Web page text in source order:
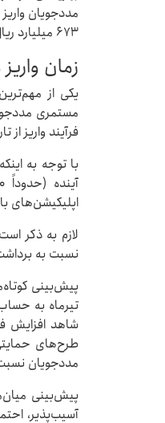
۶۷۳ میلیارد ریال به حساب این نهاد واریز گردیده است.
زمان واریز مستمری
یکی از
مستمری
فرآیند واریز از تاریخ ۲۰ هر ماه آغاز و تا ۲۵ آن ماه
اپلیکیشن‌های
لازم به ذکر
نسبت به برداشت
تیرماه به
شاهد افزایش
طرح‌های
مددجویان
آسیب‌پذیر،